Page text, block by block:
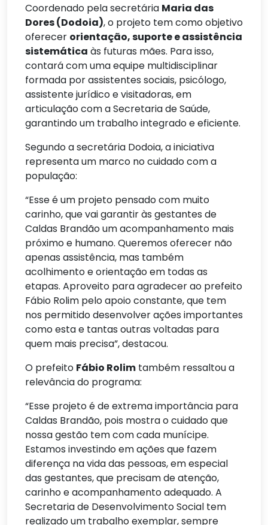
Coordenado pela secretária Maria das
Dores (Dodoia), o projeto tem como objetivo
oferecer orientação, suporte e assistência
sistemática às futuras mães. Para isso,
contará com uma equipe multidisciplinar
formada por assistentes sociais, psicólogo,
assistente jurídico e visitadoras, em
articulação com a Secretaria de Saúde,
garantindo um trabalho integrado e eficiente.
Segundo a secretária Dodoia, a iniciativa
representa um marco no cuidado com a
população:
“Esse é um projeto pensado com muito
carinho, que vai garantir às gestantes de
Caldas Brandão um acompanhamento mais
próximo e humano. Queremos oferecer não
apenas assistência, mas também
acolhimento e orientação em todas as
etapas. Aproveito para agradecer ao prefeito
Fábio Rolim pelo apoio constante, que tem
nos permitido desenvolver ações importantes
como esta e tantas outras voltadas para
quem mais precisa”, destacou.
O prefeito Fábio Rolim também ressaltou a
relevância do programa:
“Esse projeto é de extrema importância para
Caldas Brandão, pois mostra o cuidado que
nossa gestão tem com cada munícipe.
Estamos investindo em ações que fazem
diferença na vida das pessoas, em especial
das gestantes, que precisam de atenção,
carinho e acompanhamento adequado. A
Secretaria de Desenvolvimento Social tem
realizado um trabalho exemplar, sempre